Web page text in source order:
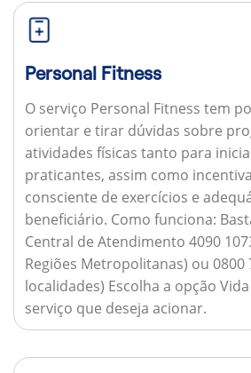
Personal Fitness
O serviço Personal Fitness tem
orientar e tirar dúvidas sobre
atividades físicas tanto para
praticantes, assim como
consciente de exercícios e
beneficiário. Como funciona:
Central de Atendimento 4090
Regiões Metropolitanas) ou 0800
localidades) Escolha a opção
serviço que deseja acionar.